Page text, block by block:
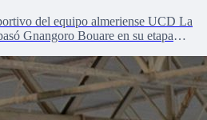
del equipo almeriense UCD La
Gnangoro Bouare en su etapa
con Zona Mixta.